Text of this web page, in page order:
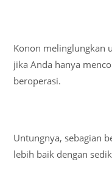
Konon melinglungkan
jika Anda hanya
beroperasi.
Untungnya, sebagian
lebih baik dengan